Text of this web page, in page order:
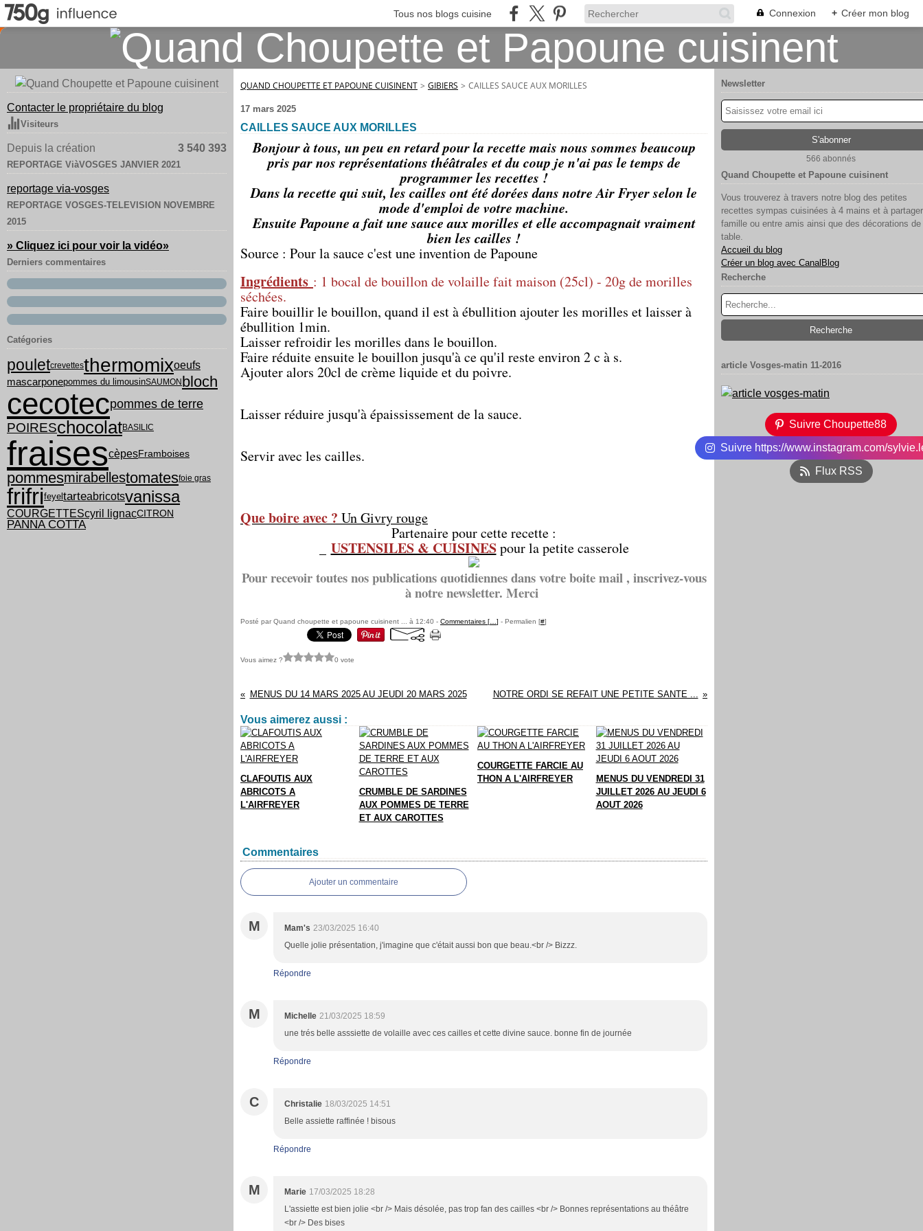
Tous nos blogs cuisine Connexion + Créer mon blog
Contacter le propriétaire du blog
Visiteurs
Depuis la création 3 540 393
REPORTAGE ViàVOSGES JANVIER 2021
reportage via-vosges
REPORTAGE VOSGES-TELEVISION NOVEMBRE
2015
» Cliquez ici pour voir la vidéo»
Derniers commentaires
Catégories
pouletcrevettesthermomixoeufs
mascarponepommes du limousinSAUMONbloch
cecotecpommes de terre
POIRESchocolatBASILIC
fraisescèpesFramboises
pommesmirabellestomatesfoie gras
frifrifeyeltarteabricotsvanissa
COURGETTEScyril lignacCITRON
PANNA COTTA
QUAND CHOUPETTE ET PAPOUNE CUISINENT > GIBIERS > CAILLES SAUCE AUX MORILLES
17 mars 2025
CAILLES SAUCE AUX MORILLES
Bonjour à tous, un peu en retard pour la recette mais nous sommes beaucoup
pris par nos représentations théâtrales et du coup je n'ai pas le temps de
programmer les recettes !
Dans la recette qui suit, les cailles ont été dorées dans notre Air Fryer selon le
mode d'emploi de votre machine.
Ensuite Papoune a fait une sauce aux morilles et elle accompagnait vraiment
bien les cailles !
Source : Pour la sauce c'est une invention de Papoune
Ingrédients : 1 bocal de bouillon de volaille fait maison (25cl) - 20g de morilles
séchées.
Faire bouillir le bouillon, quand il est à ébullition ajouter les morilles et laisser à
ébullition 1min.
Laisser refroidir les morilles dans le bouillon.
Faire réduite ensuite le bouillon jusqu'à ce qu'il reste environ 2 c à s.
Ajouter alors 20cl de crème liquide et du poivre.
Laisser réduire jusqu'à épaississement de la sauce.
Servir avec les cailles.
Que boire avec ? Un Givry rouge
Partenaire pour cette recette :
USTENSILES & CUISINESpour la petite casserole
Pour recevoir toutes nos publications quotidiennes dans votre boite mail , inscrivez-vous
à notre newsletter. Merci
Posté par Quand choupette et papoune cuisinent ... à 12:40 - Commentaires [ ] - Permalien [#]
Vous aimez ? 0 vote
MENUS DU 14 MARS 2025 AU JEUDI 20 MARS 2025 NOTRE ORDI SE REFAIT UNE PETITE SANTE ...
Vous aimerez aussi :
CLAFOUTIS AUX
ABRICOTS A
L'AIRFREYER
CRUMBLE DE SARDINES
AUX POMMES DE TERRE
ET AUX CAROTTES
COURGETTE FARCIE AU
THON A L'AIRFREYER
MENUS DU VENDREDI 31
JUILLET 2026 AU JEUDI 6
AOUT 2026
Commentaires
Ajouter un commentaire
M Mam's 23/03/2025 16:40
Quelle jolie présentation, j'imagine que c'était aussi bon que beau.<br /> Bizzz.
Répondre
M Michelle 21/03/2025 18:59
une trés belle asssiette de volaille avec ces cailles et cette divine sauce. bonne fin de journée
Répondre
C Christalie 18/03/2025 14:51
Belle assiette raffinée ! bisous
Répondre
M Marie 17/03/2025 18:28
L'assiette est bien jolie <br /> Mais désolée, pas trop fan des cailles <br /> Bonnes représentations au théâtre
<br /> Des bises
Newsletter
566 abonnés
Quand Choupette et Papoune cuisinent
Vous trouverez à travers notre blog des petites
recettes sympas cuisinées à 4 mains et à
famille ou entre amis ainsi que des décorations de
table.
Accueil du blog
Créer un blog avec CanalBlog
Recherche
article Vosges-matin 11-2016
Suivre Choupette88
Suivre https://www.instagram.com/
Flux RSS